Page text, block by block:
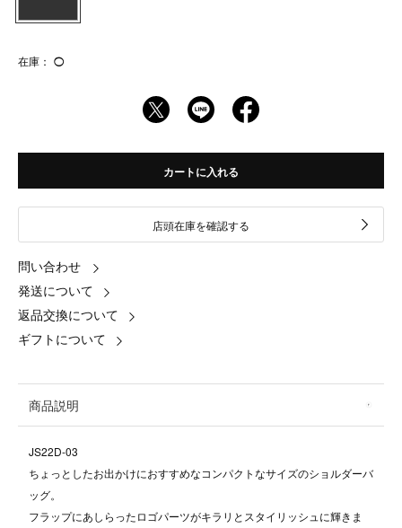
在庫： ◯
カートに入れる
店頭在庫を確認する
問い合わせ
発送について
返品交換について
ギフトについて
商品説明
JS22D-03
ちょっとしたお出かけにおすすめなコンパクトなサイズのショルダーバ
ッグ。
フラップにあしらったロゴパーツがキラリとスタイリッシュに輝きま